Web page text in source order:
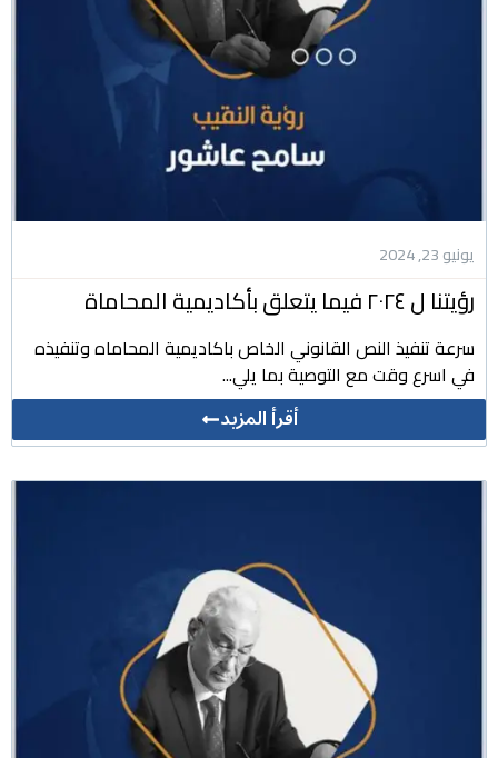
يونيو 23, 2024
رؤيتنا ل ٢٠٢٤ فيما يتعلق بأكاديمية المحاماة
سرعة تنفيذ النص القانوني الخاص باكاديمية المحاماه وتنفيذه
في اسرع وقت مع التوصية بما يلي...
أقرأ المزيد